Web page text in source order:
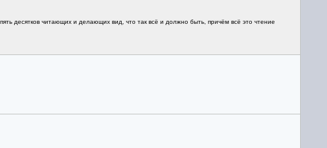
десятков читающих и делающих вид, что так всё и должно быть, причём всё это чтение